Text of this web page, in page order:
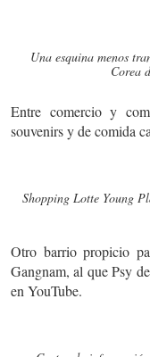
Una esquina menos
Corea
Entre comercio y
souvenirs y de comida
Shopping Lotte Young
Otro barrio propicio
Gangnam, al que Psy
en YouTube.